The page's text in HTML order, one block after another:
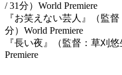
/ 31分）World Premiere
『お笑えない芸人』（監
分）World Premiere
『長い夜』（監督：草刈
Premiere